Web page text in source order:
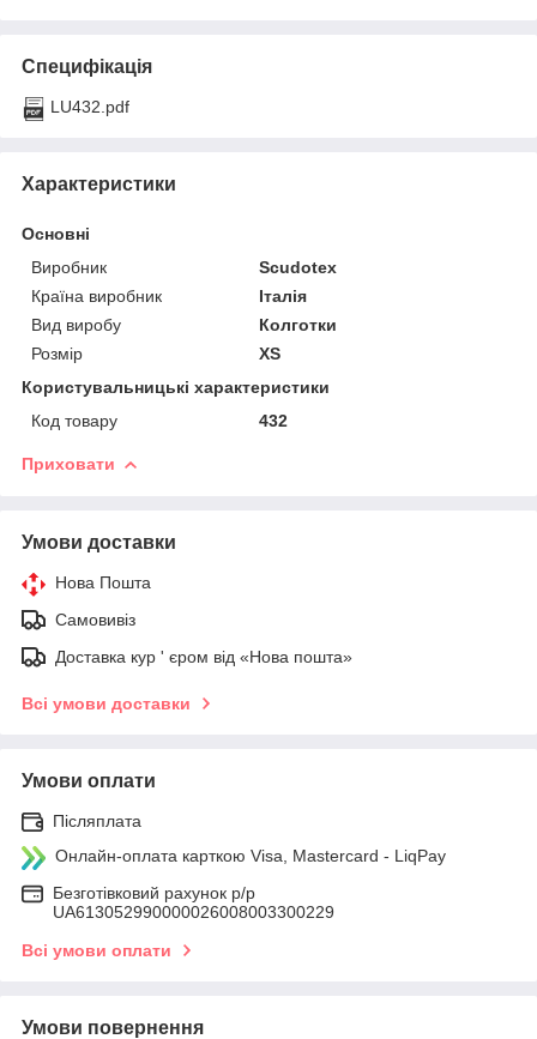
Специфікація
LU432.pdf
Характеристики
Основні
Виробник
Scudotex
Країна виробник
Італія
Вид виробу
Колготки
Розмір
XS
Користувальницькі характеристики
Код товару
432
Приховати
Умови доставки
Нова Пошта
Самовивіз
Доставка кур ' єром від «Нова пошта»
Всі умови доставки
Умови оплати
Післяплата
Онлайн-оплата карткою Visa, Mastercard - LiqPay
Безготівковий рахунок р/р
UA613052990000026008003300229
Всі умови оплати
Умови повернення